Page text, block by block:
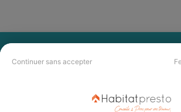
Continuer sans accepter
PAS LE
Vous souhaitez réaliser des travaux et ne